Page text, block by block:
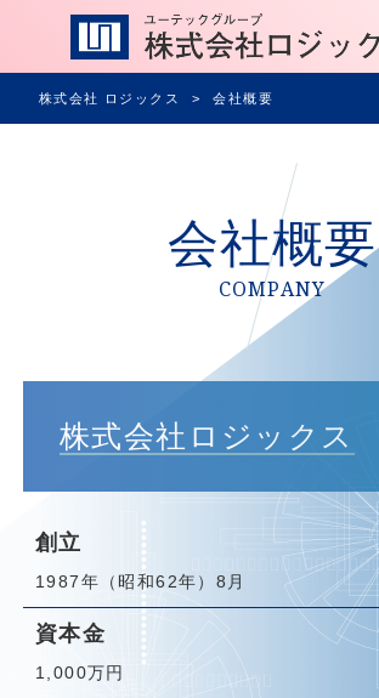
株式会社 ロジックス > 会社概要
会社概要
COMPANY
株式会社ロジックス
創立
1987年（昭和62年）8月
資本金
1,000万円